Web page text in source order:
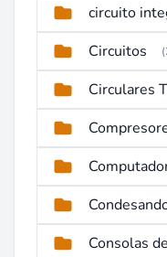
circuito
Circuitos
Circulares
Consolas